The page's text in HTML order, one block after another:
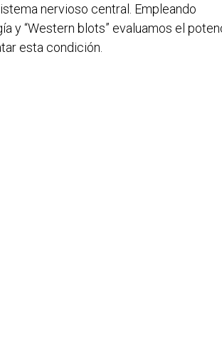
nervioso central. Empleando
y “Western blots” evaluamos el
esta condición.